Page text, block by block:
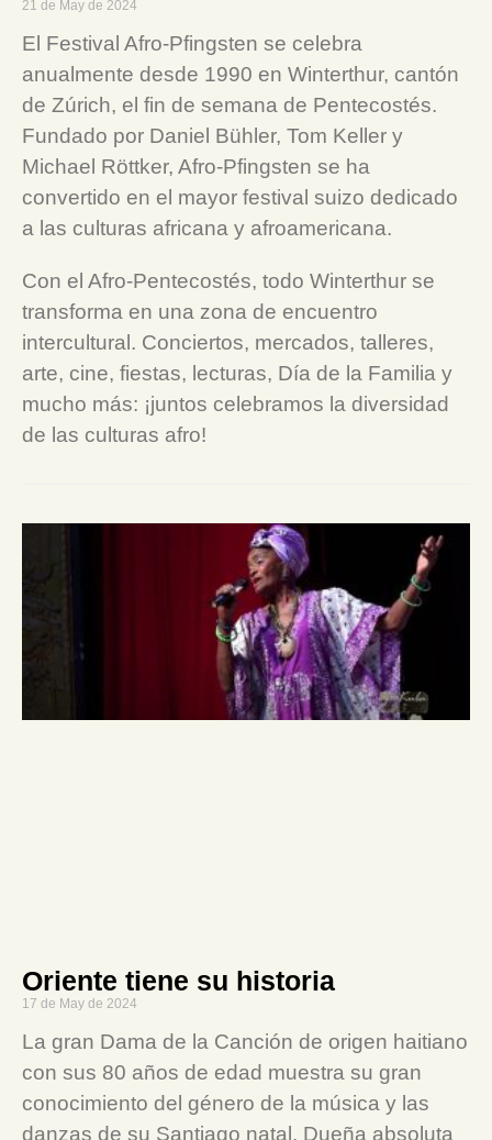
21 de May de 2024
El Festival Afro-Pfingsten se celebra
anualmente desde 1990 en Winterthur, cantón
de Zúrich, el fin de semana de Pentecostés.
Fundado por Daniel Bühler, Tom Keller y
Michael Röttker, Afro-Pfingsten se ha
convertido en el mayor festival suizo dedicado
a las culturas africana y afroamericana.
Con el Afro-Pentecostés, todo Winterthur se
transforma en una zona de encuentro
intercultural. Conciertos, mercados, talleres,
arte, cine, fiestas, lecturas, Día de la Familia y
mucho más: ¡juntos celebramos la diversidad
de las culturas afro!
Oriente tiene su historia
17 de May de 2024
La gran Dama de la Canción de origen haitiano
con sus 80 años de edad muestra su gran
conocimiento del género de la música y las
danzas de su Santiago natal. Dueña absoluta